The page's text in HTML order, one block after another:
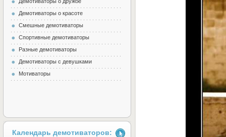
Демотиваторы о красоте
Смешные демотиваторы
Спортивные демотиваторы
Разные демотиваторы
Демотиваторы с девушками
Мотиваторы
Календарь демотиваторов: